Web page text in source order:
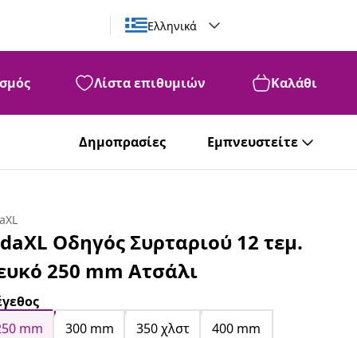
Ελληνικά
Λίστα επιθυμιών Καλάθι
Δημοπρασίες Εμπνευστείτε
Οδηγός Συρταριού 12 τεμ.
250 mm Ατσάλι
mm
300 mm 350 χλστ
400 mm